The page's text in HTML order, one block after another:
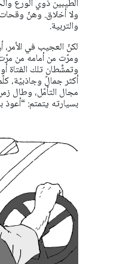
الطيبين ذوي الورع
ولا أخلاق. وهنّ
والتربية.
لكنّ العجيب في الأمر،
ومرّت منأمامه من
وتمشِّطان تلك الفتاة أو
أكثر جمالً وجاذبيّة،
مجال التأمّل، وطال
بسيارته يتمتم: “أعوذ